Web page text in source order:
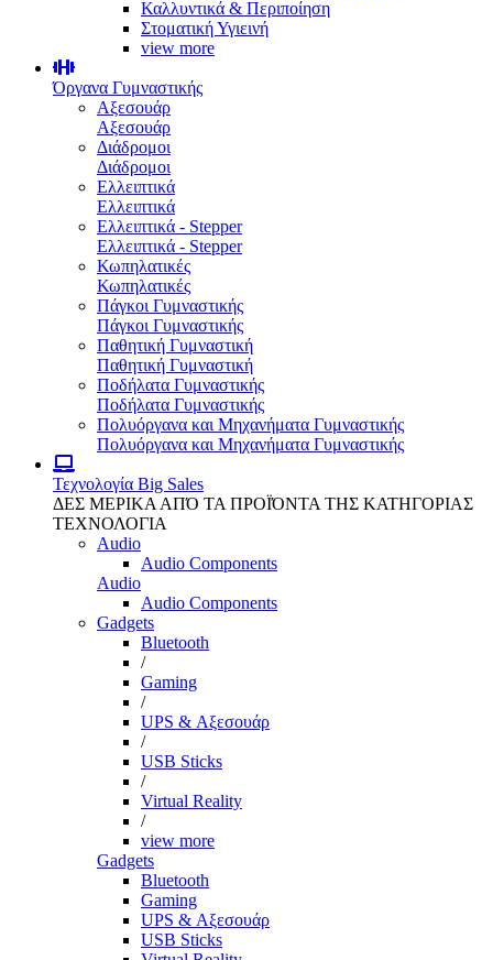
Καλλυντικά & Περιποίηση
Στοματική Υγιεινή
view more
Όργανα Γυμναστικής
Αξεσουάρ
Αξεσουάρ
Διάδρομοι
Διάδρομοι
Ελλειπτικά
Ελλειπτικά
Ελλειπτικά - Stepper
Ελλειπτικά - Stepper
Κωπηλατικές
Κωπηλατικές
Πάγκοι Γυμναστικής
Πάγκοι Γυμναστικής
Παθητική Γυμναστική
Παθητική Γυμναστική
Ποδήλατα Γυμναστικής
Ποδήλατα Γυμναστικής
Πολυόργανα και Μηχανήματα Γυμναστικής
Πολυόργανα και Μηχανήματα Γυμναστικής
Τεχνολογία Big Sales
ΔΕΣ ΜΕΡΙΚΑ ΑΠΌ ΤΑ ΠΡΟΪΌΝΤΑ ΤΗΣ ΚΑΤΗΓΟΡΙΑΣ
ΤΕΧΝΟΛΟΓΙΑ
Audio
Audio Components
Audio
Audio Components
Gadgets
Bluetooth
/
Gaming
/
UPS & Αξεσουάρ
/
USB Sticks
/
Virtual Reality
/
view more
Gadgets
Bluetooth
Gaming
UPS & Αξεσουάρ
USB Sticks